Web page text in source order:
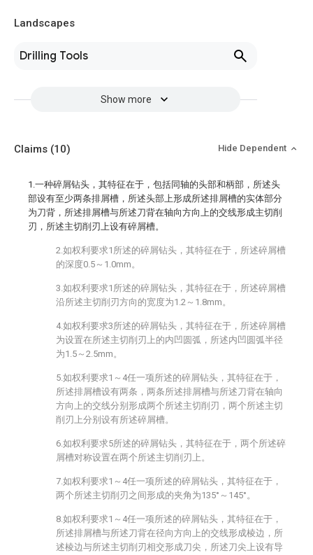
Landscapes
Drilling Tools
Show more
Claims (10) Hide Dependent
1.一种碎屑钻头，其特征在于，包括同轴的头部和柄部，所述头
部设有至少两条排屑槽，所述头部上形成所述排屑槽的实体部分
为刀背，所述排屑槽与所述刀背在轴向方向上的交线形成主切削
刃，所述主切削刃上设有碎屑槽。
2.如权利要求1所述的碎屑钻头，其特征在于，所述碎屑槽
的深度0.5～1.0mm。
3.如权利要求1所述的碎屑钻头，其特征在于，所述碎屑槽
沿所述主切削刃方向的宽度为1.2～1.8mm。
4.如权利要求3所述的碎屑钻头，其特征在于，所述碎屑槽
为设置在所述主切削刃上的内凹圆弧，所述内凹圆弧半径
为1.5～2.5mm。
5.如权利要求1～4任一项所述的碎屑钻头，其特征在于，
所述排屑槽设有两条，两条所述排屑槽与所述刀背在轴向
方向上的交线分别形成两个所述主切削刃，两个所述主切
削刃上分别设有所述碎屑槽。
6.如权利要求5所述的碎屑钻头，其特征在于，两个所述碎
屑槽对称设置在两个所述主切削刃上。
7.如权利要求1～4任一项所述的碎屑钻头，其特征在于，
两个所述主切削刃之间形成的夹角为135°～145°。
8.如权利要求1～4任一项所述的碎屑钻头，其特征在于，
所述排屑槽与所述刀背在径向方向上的交线形成棱边，所
述棱边与所述主切削刃相交形成刀尖，所述刀尖上设有导